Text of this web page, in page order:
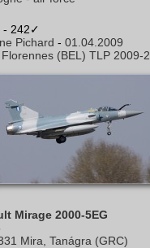
- 242✓
Pichard - 01.04.2009
Florennes (BEL) TLP 2009-2
Mirage 2000-5EG
Mira, Tanágra (GRC)